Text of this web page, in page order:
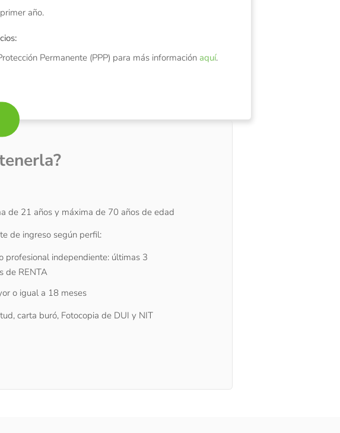
año.
Permanente (PPP) para más información aquí.
de 21 años y máxima de 70 años de edad
de ingreso según perfil:
profesional independiente: últimas 3
de RENTA
o igual a 18 meses
carta buró, Fotocopia de DUI y NIT